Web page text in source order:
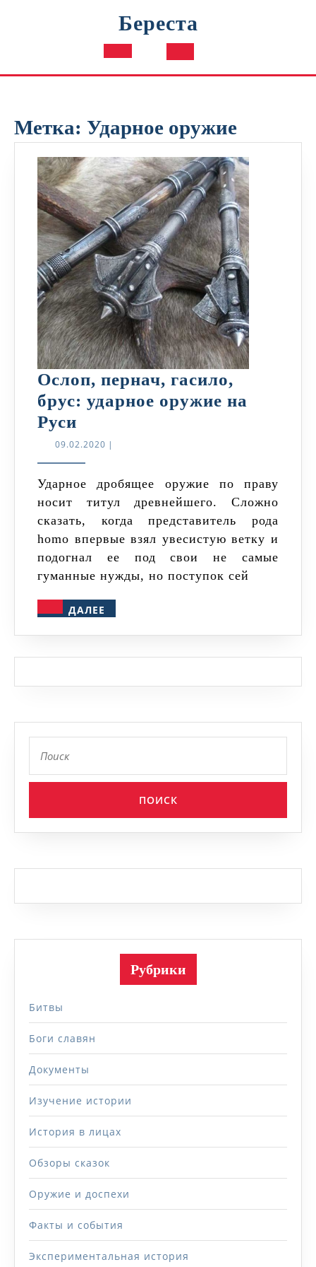
Береста
Кнопка
Метка: Ударное оружие
Ослоп, пернач, гасило,
брус: ударное оружие на
Руси
пернач,
гасило,
брус:
ударное
оружие
на
Руси
09.02.2020 09.02.2020
|
Ударное дробящее оружие по праву
носит титул древнейшего. Сложно
сказать, когда представитель рода
homo впервые взял увесистую ветку и
подогнал ее под свои не самые
гуманные нужды, но поступок сей
ДАЛЕЕ
Рубрики
Битвы
Боги славян
Документы
Изучение истории
История в лицах
Обзоры сказок
Оружие и доспехи
Факты и события
Экспериментальная история